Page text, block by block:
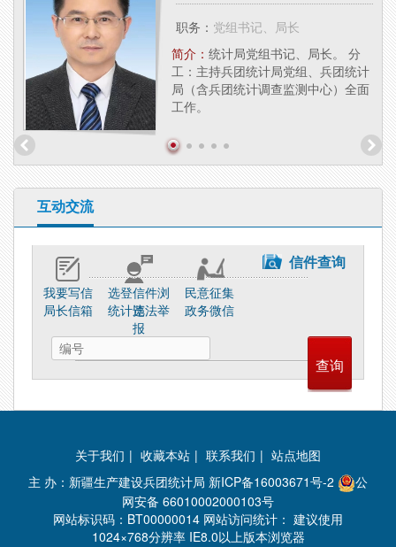
职务： 党组书记、局长
简介：统计局党组书记、局长。 分
工：主持兵团统计局党组、兵团统计
局（含兵团统计调查监测中心）全面
工作。
互动交流
我要写信
局长信箱
选登信件浏
览
统计违法举
报
民意征集
政务微信
信件查询
关于我们 | 收藏本站 | 联系我们 | 站点地图
主 办：新疆生产建设兵团统计局 新ICP备16003671号-2
公
网安备 66010002000103号
网站标识码：BT00000014 网站访问统计： 建议使用
1024×768分辨率 IE8.0以上版本浏览器